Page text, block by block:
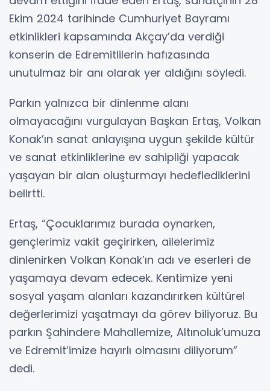
Ekim 2024 tarihinde Cumhuriyet Bayramı
etkinlikleri kapsamında Akçay’da verdiği
konserin de Edremitlilerin hafızasında
unutulmaz bir anı olarak yer aldığını söyledi.
Parkın yalnızca bir dinlenme alanı
olmayacağını vurgulayan Başkan Ertaş, Volkan
Konak’ın sanat anlayışına uygun şekilde kültür
ve sanat etkinliklerine ev sahipliği yapacak
yaşayan bir alan oluşturmayı hedeflediklerini
belirtti.
Ertaş, “Çocuklarımız burada oynarken,
gençlerimiz vakit geçirirken, ailelerimiz
dinlenirken Volkan Konak’ın adı ve eserleri de
yaşamaya devam edecek. Kentimize yeni
sosyal yaşam alanları kazandırırken kültürel
değerlerimizi yaşatmayı da görev biliyoruz. Bu
parkın Şahindere Mahallemize, Altınoluk’umuza
ve Edremit’imize hayırlı olmasını diliyorum”
dedi.